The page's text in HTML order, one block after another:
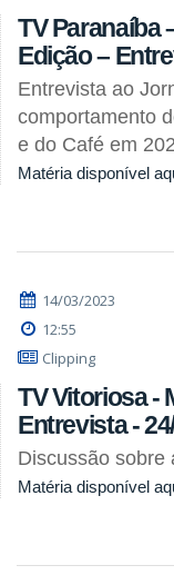
TV Paranaíba
Edição –
Entrevista ao
comportamento
e do Café em
Matéria disponível
14/03/2023
12:55
Clipping
TV Vitoriosa -
Entrevista -
Discussão sobre
Matéria disponível